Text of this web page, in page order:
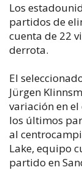
Los
partidos de
cuenta de 22
derrota.
El
Jürgen
variación en
los últimos
al
Lake, equipo
partido en